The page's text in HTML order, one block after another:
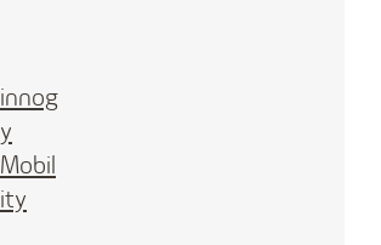
innog
y
Mobil
ity